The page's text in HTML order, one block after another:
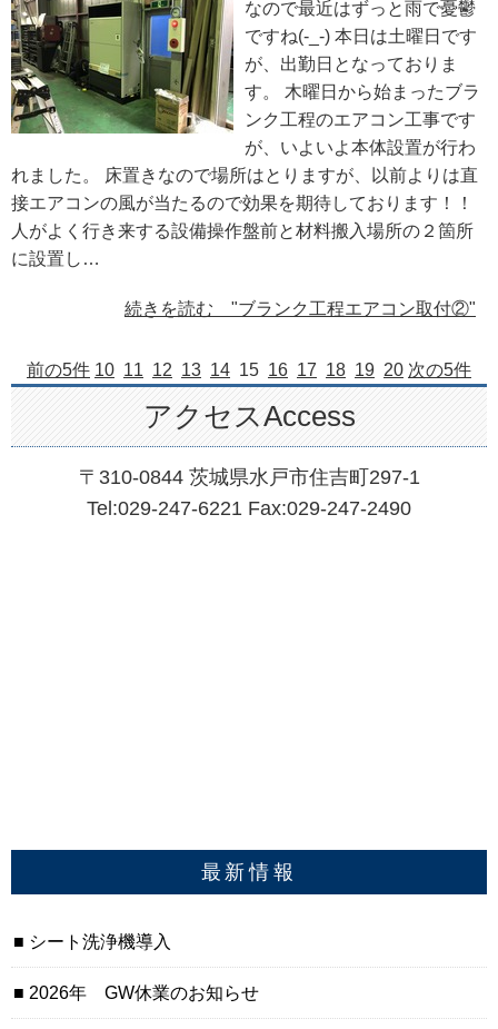
なので最近はずっと雨で憂鬱
ですね(-_-) 本日は土曜日です
が、出勤日となっておりま
す。 木曜日から始まったブラ
ンク工程のエアコン工事です
が、いよいよ本体設置が行わ
れました。 床置きなので場所はとりますが、以前よりは直
接エアコンの風が当たるので効果を期待しております！！
人がよく行き来する設備操作盤前と材料搬入場所の２箇所
に設置し…
続きを読む "ブランク工程エアコン取付②"
前の5件 10 11 12 13 14 15 16 17 18 19 20 次の5件
アクセスAccess
〒310-0844 茨城県水戸市住吉町297-1
Tel:029-247-6221 Fax:029-247-2490
最新情報
シート洗浄機導入
2026年 GW休業のお知らせ